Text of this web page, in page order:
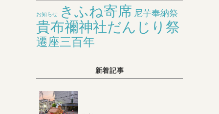
お知らせ きふね寄席 尼芋奉納祭
貴布禰神社だんじり祭
遷座三百年
新着記事